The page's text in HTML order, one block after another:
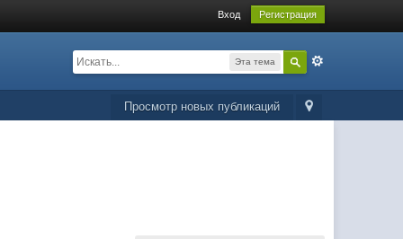
Вход Регистрация
Эта тема
Просмотр новых публикаций